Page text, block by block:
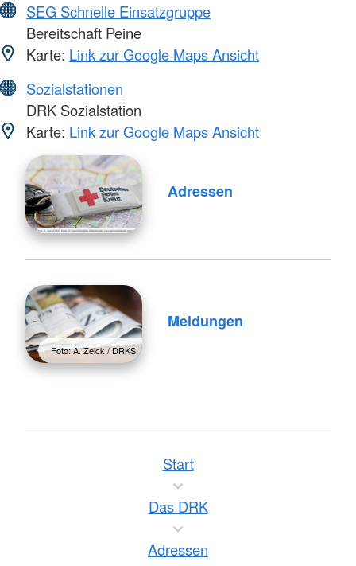
SEG Schnelle Einsatzgruppe
Bereitschaft Peine
Karte: Link zur Google Maps Ansicht
Sozialstationen
DRK Sozialstation
Karte: Link zur Google Maps Ansicht
Adressen
Foto: A. Zelck / DRKS
Meldungen
Start
Das DRK
Adressen